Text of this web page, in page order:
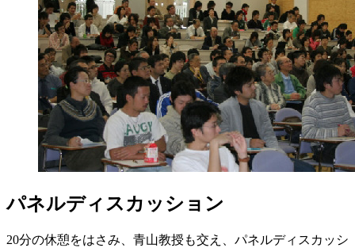
パネルディスカッション
20分の休憩をはさみ、青山教授も交え、パネルディスカッシ